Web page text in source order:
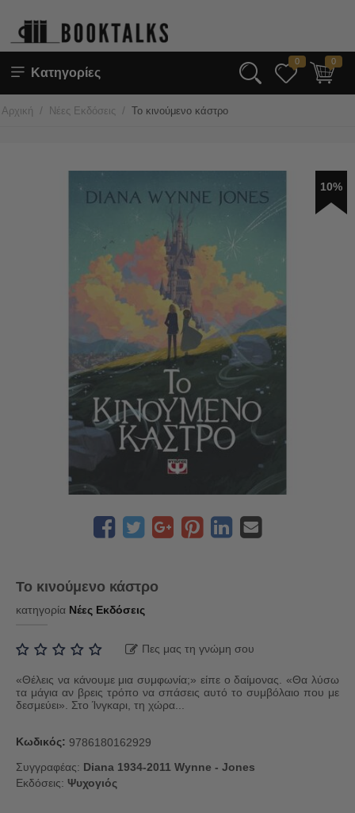
Κατηγορίες
0 0
Αρχική / Νέες Εκδόσεις / Το κινούμενο κάστρο
10%
Το κινούμενο κάστρο
κατηγορία Νέες Εκδόσεις
Πες μας τη γνώμη σου
«Θέλεις να κάνουμε μια συμφωνία;» είπε ο δαίμονας. «Θα λύσω
τα μάγια αν βρεις τρόπο να σπάσεις αυτό το συμβόλαιο που με
δεσμεύει». Στο Ίνγκαρι, τη χώρα...
Κωδικός: 9786180162929
Συγγραφέας: Diana 1934-2011 Wynne - Jones
Εκδόσεις: Ψυχογιός